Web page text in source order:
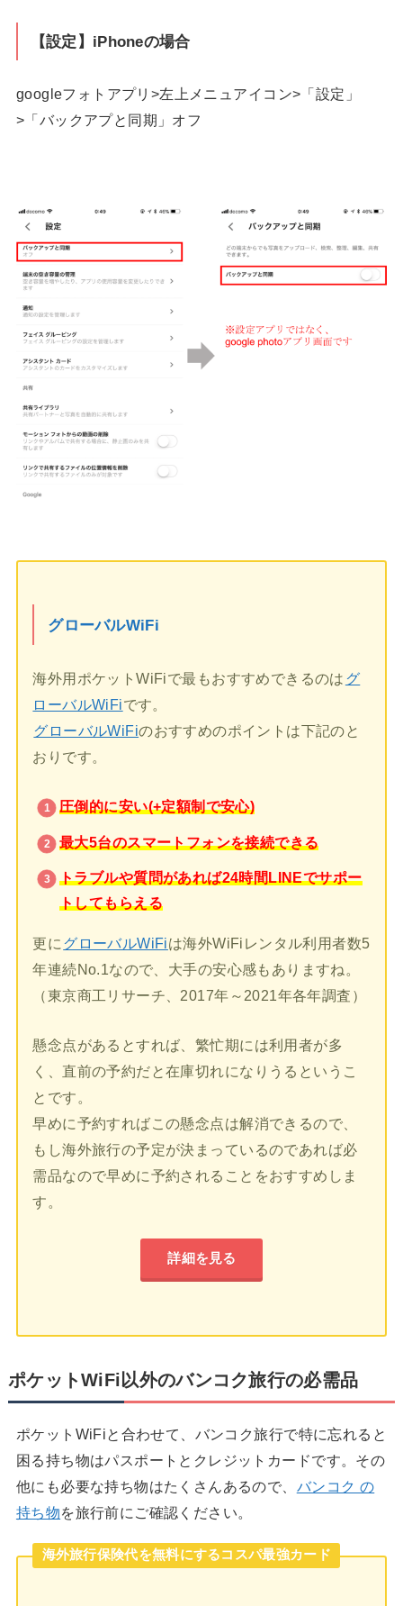
【設定】iPhoneの場合
googleフォトアプリ>左上メニュアイコン>「設定」
>「バックアプと同期」オフ
グローバルWiFi
海外用ポケットWiFiで最もおすすめできるのは グ
ローバルWiFiです。
グローバルWiFiのおすすめのポイントは下記のと
おりです。
圧倒的に安い(+定額制で安心)
最大5台のスマートフォンを接続できる
トラブルや質問があれば24時間LINEでサポー
トしてもらえる
更に グローバルWiFiは海外WiFiレンタル利用者数5
年連続No.1なので、大手の安心感もありますね。
（東京商工リサーチ、2017年～2021年各年調査）
懸念点があるとすれば、繁忙期には利用者が多
く、直前の予約だと在庫切れになりうるというこ
とです。
早めに予約すればこの懸念点は解消できるので、
もし海外旅行の予定が決まっているのであれば必
需品なので早めに予約されることをおすすめしま
す。
詳細を見る
ポケットWiFi以外のバンコク旅行の必需品
ポケットWiFiと合わせて、バンコク旅行で特に忘れると
困る持ち物はパスポートとクレジットカードです。その
他にも必要な持ち物はたくさんあるので、 バンコク の
持ち物を旅行前にご確認ください。
海外旅行保険代を無料にするコスパ最強カード